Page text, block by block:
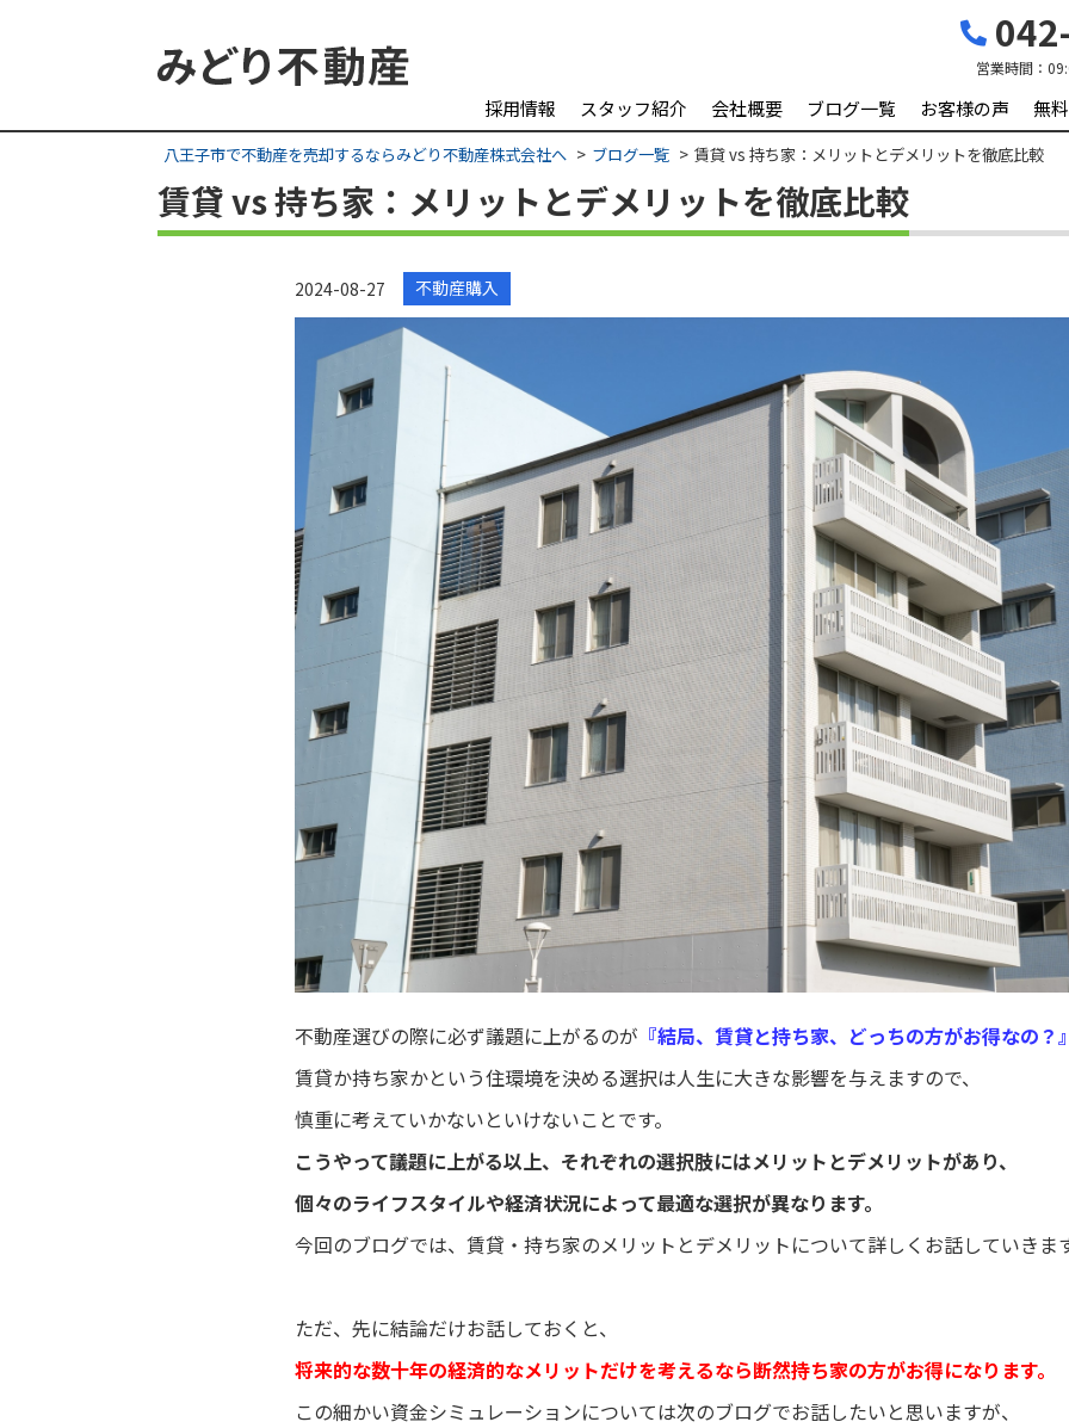
営業時間：
採用情報 スタッフ紹介 会社概要 ブログ一覧 お客様の声 無
八王子市で不動産を売却するならみどり不動産株式会社へ ブログ一覧 賃貸 vs 持ち家：メリットとデメリットを徹底比較
賃貸 vs 持ち家：メリットとデメリットを徹底比較
2024-08-27 不動産購入
不動産選びの際に必ず議題に上がるのが 『結局、賃貸と持ち家、どっちの方がお得なの？
賃貸か持ち家かという住環境を決める選択は人生に大きな影響を与えますので、
慎重に考えていかないといけないことです。
こうやって議題に上がる以上、それぞれの選択肢にはメリットとデメリットがあり、
個々のライフスタイルや経済状況によって最適な選択が異なります。
今回のブログでは、賃貸・持ち家のメリットとデメリットについて詳しくお話していきま
ただ、先に結論だけお話しておくと、
将来的な数十年の経済的なメリットだけを考えるなら断然持ち家の方がお得になります。
この細かい資金シミュレーションについては次のブログでお話したいと思いますが、